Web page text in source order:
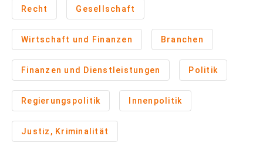
Recht Gesellschaft
Wirtschaft und Finanzen Branchen
Finanzen und Dienstleistungen Politik
Regierungspolitik Innenpolitik
Justiz, Kriminalität